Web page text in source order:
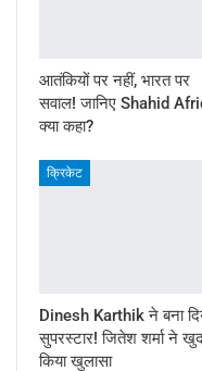
आतंकियों पर नहीं, भारत पर
सवाल! जानिए Shahid
क्या कहा?
क्रिकेट
Dinesh Karthik ने बना
सुपरस्टार! जितेश शर्मा ने
किया खुलासा